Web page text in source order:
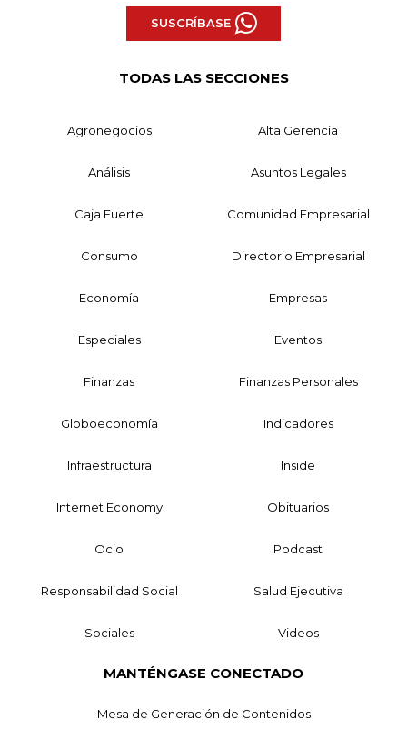
SUSCRÍBASE
TODAS LAS SECCIONES
Agronegocios Alta Gerencia
Análisis Asuntos Legales
Caja Fuerte Comunidad Empresarial
Consumo Directorio Empresarial
Economía Empresas
Especiales Eventos
Finanzas Finanzas Personales
Globoeconomía Indicadores
Infraestructura Inside
Internet Economy Obituarios
Ocio Podcast
Responsabilidad Social Salud Ejecutiva
Sociales Videos
MANTÉNGASE CONECTADO
Mesa de Generación de Contenidos